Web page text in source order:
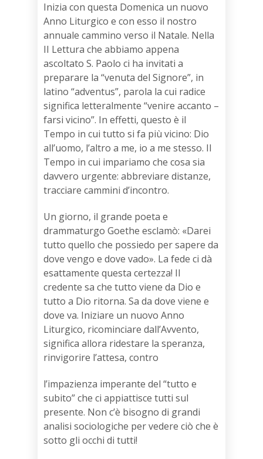
Inizia con questa Domenica un nuovo
Anno Liturgico e con esso il nostro
annuale cammino verso il Natale. Nella
II Lettura che abbiamo appena
ascoltato S. Paolo ci ha invitati a
preparare la “venuta del Signore”, in
latino “adventus”, parola la cui radice
significa letteralmente “venire accanto –
farsi vicino”. In effetti, questo è il
Tempo in cui tutto si fa più vicino: Dio
all’uomo, l’altro a me, io a me stesso. Il
Tempo in cui impariamo che cosa sia
davvero urgente: abbreviare distanze,
tracciare cammini d’incontro.
Un giorno, il grande poeta e
drammaturgo Goethe esclamò: «Darei
tutto quello che possiedo per sapere da
dove vengo e dove vado». La fede ci dà
esattamente questa certezza! Il
credente sa che tutto viene da Dio e
tutto a Dio ritorna. Sa da dove viene e
dove va. Iniziare un nuovo Anno
Liturgico, ricominciare dall’Avvento,
significa allora ridestare la speranza,
rinvigorire l’attesa, contro
l’impazienza imperante del “tutto e
subito” che ci appiattisce tutti sul
presente. Non c’è bisogno di grandi
analisi sociologiche per vedere ciò che è
sotto gli occhi di tutti!